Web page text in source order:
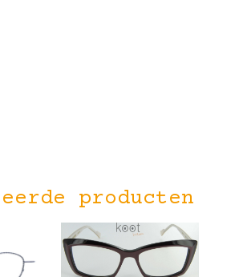
producten